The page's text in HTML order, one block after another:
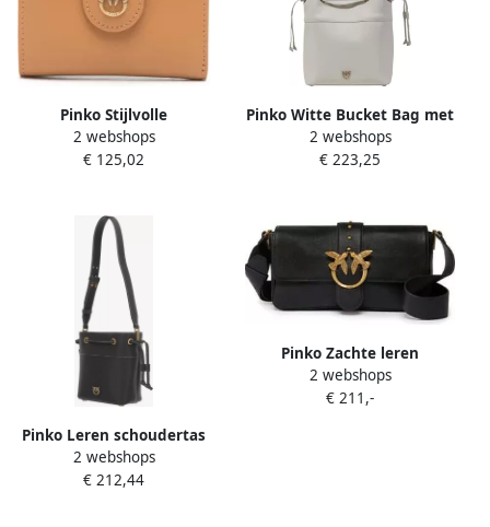
Pinko Stijlvolle
Portemonnee met Meerdere
Compartimenten Brown
2 webshops
€ 125,02
Pinko Witte Bucket Bag met
Metallic Love Birds Logo
White Dames
2 webshops
€ 223,25
Pinko Leren schoudertas
met Love Birds Black Dames
2 webshops
€ 212,44
Pinko Zachte leren
schoudertas met Love Birds
detail Black Dames
2 webshops
€ 211,-